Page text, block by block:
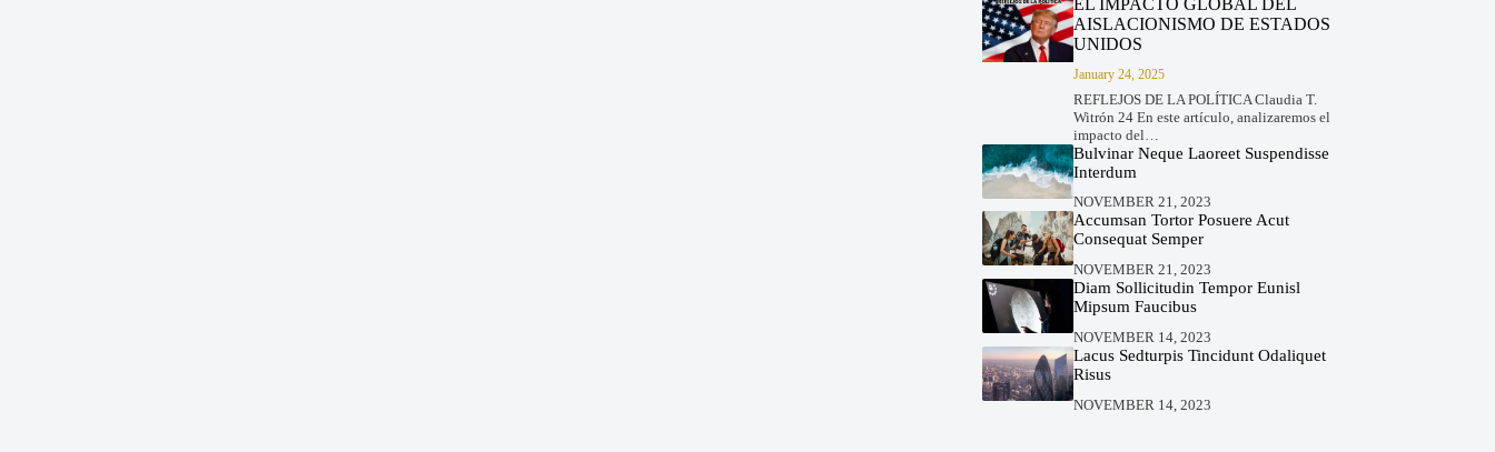
EL IMPACTO GLOBAL DEL
AISLACIONISMO DE ESTADOS
UNIDOS
January 24, 2025
REFLEJOS DE LA POLÍTICA Claudia T.
Witrón 24 En este artículo, analizaremos el
impacto del…
Bulvinar Neque Laoreet Suspendisse
Interdum
NOVEMBER 21, 2023
Accumsan Tortor Posuere Acut
Consequat Semper
NOVEMBER 21, 2023
Diam Sollicitudin Tempor Eunisl
Mipsum Faucibus
NOVEMBER 14, 2023
Lacus Sedturpis Tincidunt Odaliquet
Risus
NOVEMBER 14, 2023